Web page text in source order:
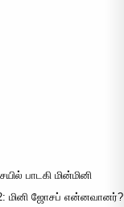
பாடகி மின்மினி
மினி ஜோசப் என்னவானர்?